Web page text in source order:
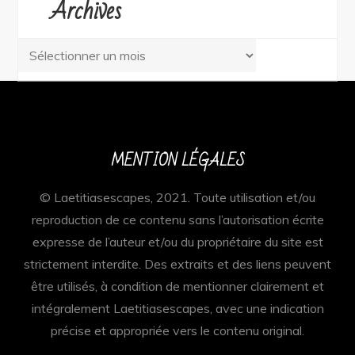
Archives
Archives
MENTION LÉGALES
© Laetitiasescapes, 2021. Toute utilisation et/ou
reproduction de ce contenu sans l’autorisation écrite
expresse de l’auteur et/ou du propriétaire du site est
strictement interdite. Des extraits et des liens peuvent
être utilisés, à condition de mentionner clairement et
intégralement Laetitiasescapes, avec une indication
précise et appropriée vers le contenu original.